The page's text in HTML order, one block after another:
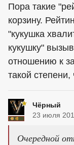
Пора такие
корзину.
"кукушка
кукушку"
отношению к
такой степени,
Чёрный
23 июля
Очередной